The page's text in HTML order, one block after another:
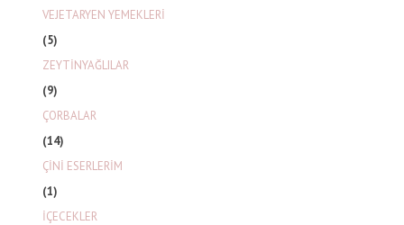
VEJETARYEN YEMEKLERİ
(5)
ZEYTİNYAĞLILAR
(9)
ÇORBALAR
(14)
ÇİNİ ESERLERİM
(1)
İÇECEKLER